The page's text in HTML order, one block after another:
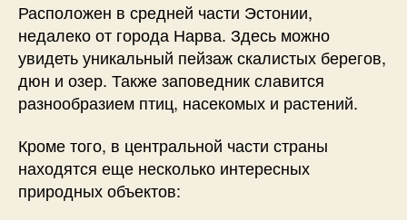
Расположен в средней части Эстонии,
недалеко от города Нарва. Здесь можно
увидеть уникальный пейзаж скалистых берегов,
дюн и озер. Также заповедник славится
разнообразием птиц, насекомых и растений.
Кроме того, в центральной части страны
находятся еще несколько интересных
природных объектов: